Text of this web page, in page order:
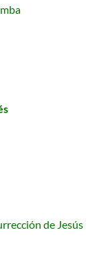
de Jesús